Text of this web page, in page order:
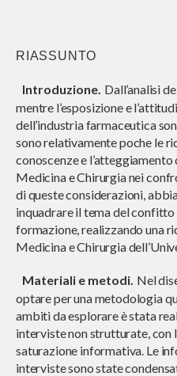
RIASSUNTO
Introduzione. Dall’analisi
mentre l’esposizione e
dell’industria farmaceutica
sono relativamente poche le
conoscenze e
Medicina e Chirurgia nei
di queste considerazioni,
inquadrare il tema del confitto
formazione, realizzando una
Medicina e Chirurgia
Materiali e metodi. Nel
optare per una metodologia
ambiti da esplorare è stata
interviste non strutturate, con
saturazione informativa. Le
interviste sono state